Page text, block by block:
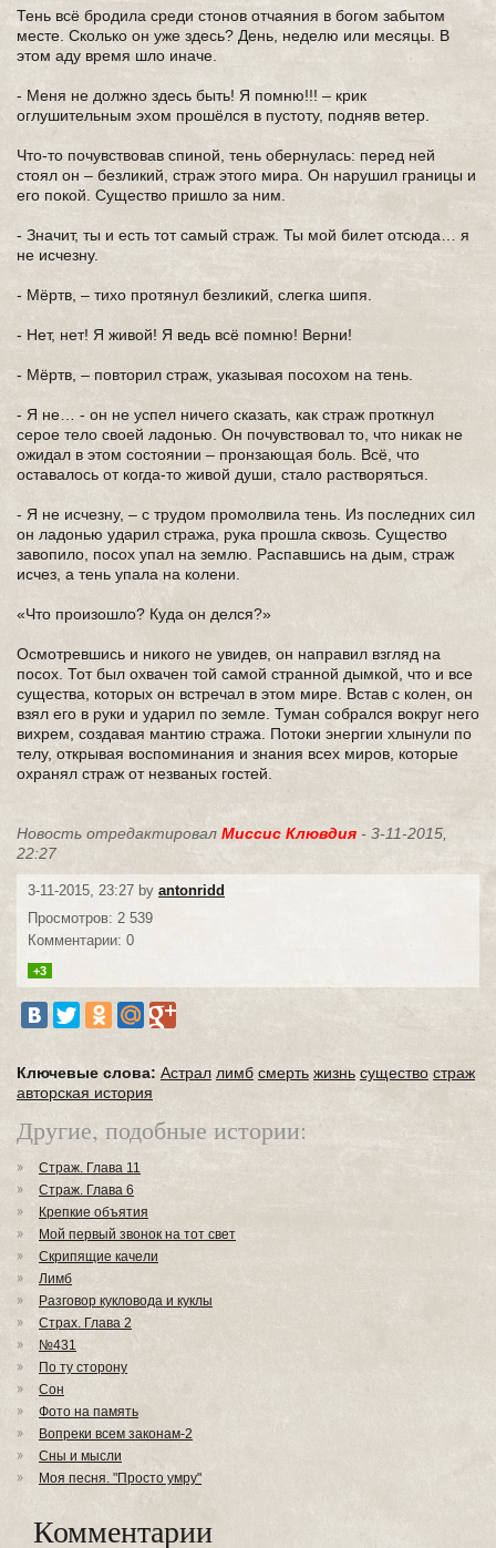
Тень всё бродила среди стонов отчаяния в богом забытом
месте. Сколько он уже здесь? День, неделю или месяцы. В
этом аду время шло иначе.
- Меня не должно здесь быть! Я помню!!! – крик
оглушительным эхом прошёлся в пустоту, подняв ветер.
Что-то почувствовав спиной, тень обернулась: перед ней
стоял он – безликий, страж этого мира. Он нарушил границы и
его покой. Существо пришло за ним.
- Значит, ты и есть тот самый страж. Ты мой билет отсюда… я
не исчезну.
- Мёртв, – тихо протянул безликий, слегка шипя.
- Нет, нет! Я живой! Я ведь всё помню! Верни!
- Мёртв, – повторил страж, указывая посохом на тень.
- Я не… - он не успел ничего сказать, как страж проткнул
серое тело своей ладонью. Он почувствовал то, что никак не
ожидал в этом состоянии – пронзающая боль. Всё, что
оставалось от когда-то живой души, стало растворяться.
- Я не исчезну, – с трудом промолвила тень. Из последних сил
он ладонью ударил стража, рука прошла сквозь. Существо
завопило, посох упал на землю. Распавшись на дым, страж
исчез, а тень упала на колени.
«Что произошло? Куда он делся?»
Осмотревшись и никого не увидев, он направил взгляд на
посох. Тот был охвачен той самой странной дымкой, что и все
существа, которых он встречал в этом мире. Встав с колен, он
взял его в руки и ударил по земле. Туман собрался вокруг него
вихрем, создавая мантию стража. Потоки энергии хлынули по
телу, открывая воспоминания и знания всех миров, которые
охранял страж от незваных гостей.
Новость отредактировал Миссис Клювдия - 3-11-2015,
22:27
3-11-2015, 23:27 by antonridd
Просмотров: 2 539
Комментарии: 0
+3
Ключевые слова: Астрал лимб смерть жизнь существо страж
авторская история
Другие, подобные истории:
Страж. Глава 11
Страж. Глава 6
Крепкие объятия
Мой первый звонок на тот свет
Скрипящие качели
Лимб
Разговор кукловода и куклы
Страх. Глава 2
№431
По ту сторону
Сон
Фото на память
Вопреки всем законам-2
Сны и мысли
Моя песня. "Просто умру"
Комментарии